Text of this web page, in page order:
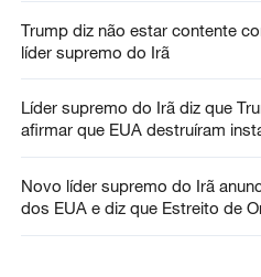
Trump diz não estar contente
líder supremo do Irã
Líder supremo do Irã diz que
afirmar que EUA destruíram
Novo líder supremo do Irã
dos EUA e diz que Estreito de